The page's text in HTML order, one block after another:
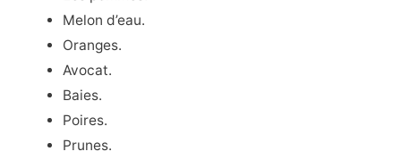
Melon d’eau.
Oranges.
Avocat.
Baies.
Poires.
Prunes.